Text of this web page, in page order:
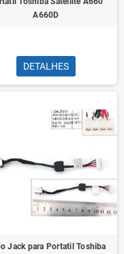
A660D
DETALHES
Jack para Portatil Toshiba